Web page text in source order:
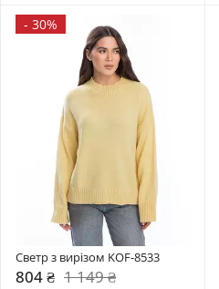
- 30%
Светр з вирізом KOF-8533
804 ₴ 1 149 ₴